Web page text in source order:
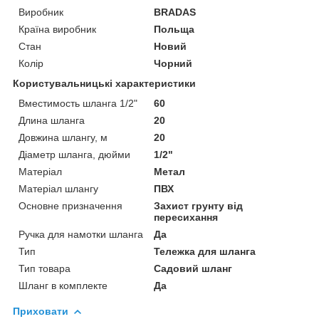
Виробник
BRADAS
Країна виробник
Польща
Стан
Новий
Колір
Чорний
Користувальницькі характеристики
Вместимость шланга 1/2"
60
Длина шланга
20
Довжина шлангу, м
20
Діаметр шланга, дюйми
1/2"
Матеріал
Метал
Матеріал шлангу
ПВХ
Основне призначення
Захист грунту від
пересихання
Ручка для намотки шланга
Да
Тип
Тележка для шланга
Тип товара
Садовий шланг
Шланг в комплекте
Да
Приховати